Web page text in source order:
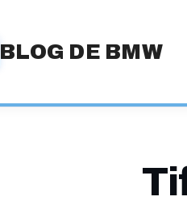
BLOG DE BMW